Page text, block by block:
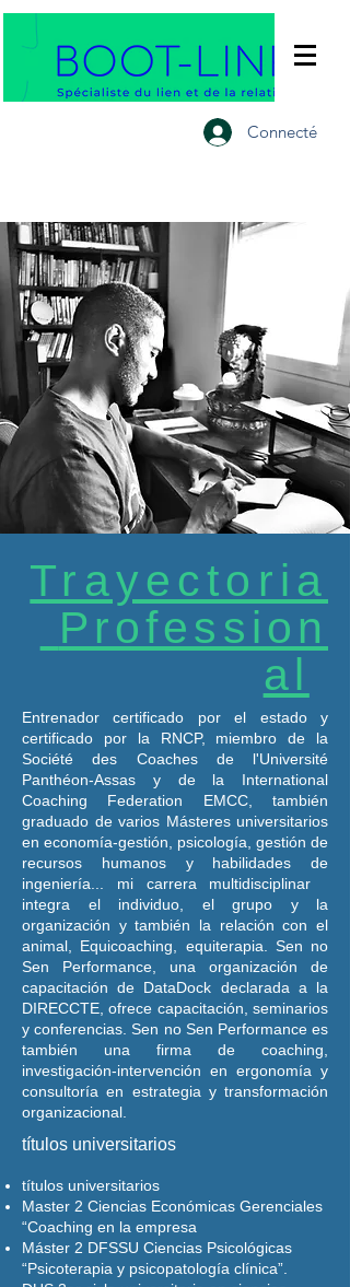
Connecté
Trayectoria
Profession
al
Entrenador certificado por el estado y
certificado por la RNCP, miembro de la
Société des Coaches de l'Université
Panthéon-Assas y de la International
Coaching Federation EMCC, también
graduado de varios Másteres universitarios
en economía-gestión, psicología, gestión de
recursos humanos y habilidades de
ingeniería... mi carrera multidisciplinar
integra el individuo, el grupo y la
organización y también la relación con el
animal, Equicoaching, equiterapia. Sen no
Sen Performance, una organización de
capacitación de DataDock declarada a la
DIRECCTE, ofrece capacitación, seminarios
y conferencias. Sen no Sen Performance es
también una firma de coaching,
investigación-intervención en ergonomía y
consultoría en estrategia y transformación
organizacional.
títulos universitarios
títulos universitarios
Master 2 Ciencias Económicas Gerenciales
“Coaching en la empresa
Máster 2 DFSSU Ciencias Psicológicas
“Psicoterapia y psicopatología clínica”.